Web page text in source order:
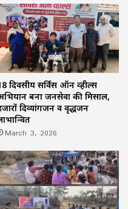
दिवसीय सर्विस ऑन व्हील्स
बना जनसेवा की मिसाल,
दिव्यांगजन व वृद्धजन
March 3, 2026